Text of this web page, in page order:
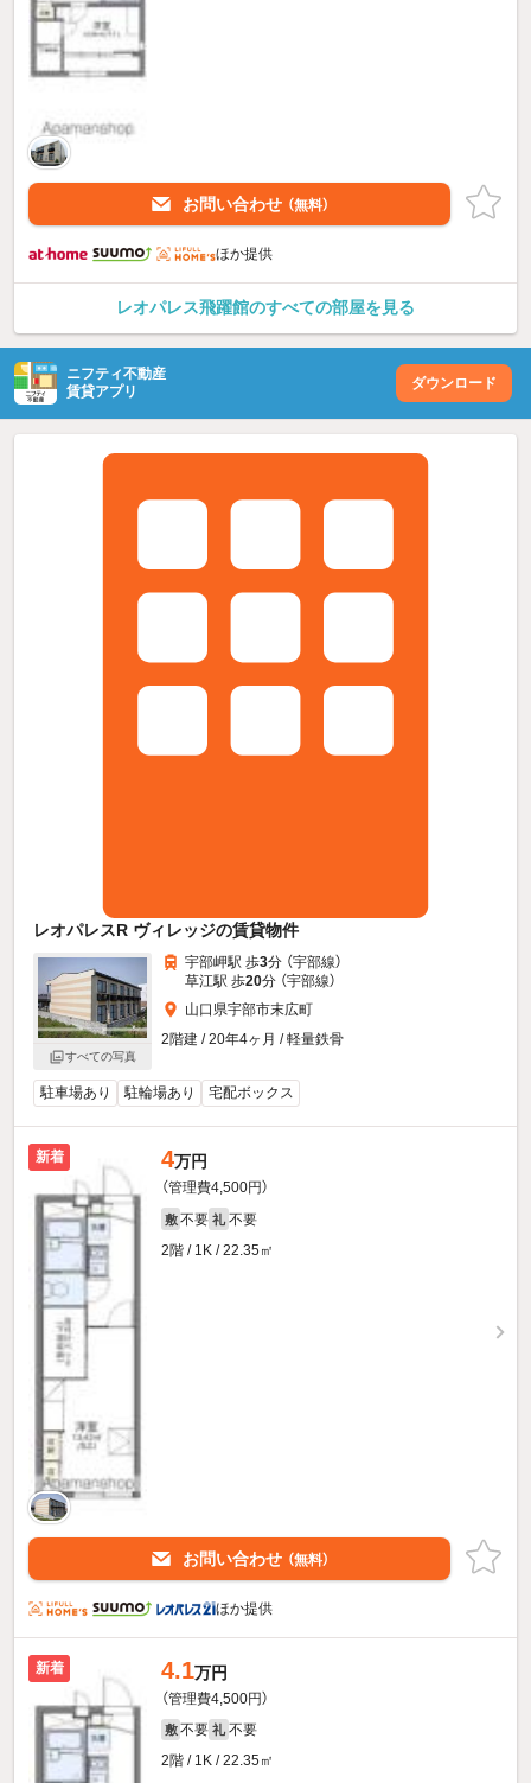
お問い合わせ （無料）
ほか提供
レオパレス飛躍館のすべての部屋を見る
ニフティ不動産
賃貸アプリ
ダウンロード
レオパレスR ヴィレッジの賃貸物件
すべての写真
宇部岬駅 歩3分 （宇部線）
草江駅 歩20分 （宇部線）
山口県宇部市末広町
2階建 / 20年4ヶ月 / 軽量鉄骨
駐車場あり 駐輪場あり 宅配ボックス
新着 4万円
（管理費4,500円）
敷 不要 礼 不要
2階 / 1K / 22.35㎡
お問い合わせ （無料）
ほか提供
新着 4.1万円
（管理費4,500円）
敷 不要 礼 不要
2階 / 1K / 22.35㎡